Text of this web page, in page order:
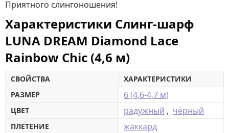
Приятного слингоношения!
Характеристики Слинг-шарф
LUNA DREAM Diamond Lace
Rainbow Chic (4,6 м)
СВОЙСТВА
ХАРАКТЕРИСТИКИ
РАЗМЕР
6 (4,6-4,7 м)
ЦВЕТ радужный , чёрный
ПЛЕТЕНИЕ жаккард